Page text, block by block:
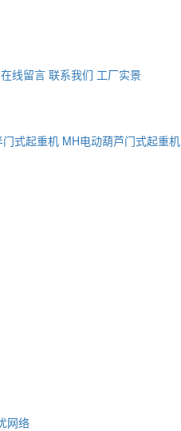
在线留言 联系我们 工厂实景
门式起重机 MH电动葫芦门式起重机
网络